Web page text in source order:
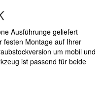
Ausführunge geliefert
festen Montage auf Ihrer
um mobil und
ist passend für beide